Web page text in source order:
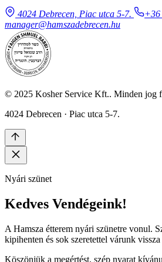
4024 Debrecen, Piac utca 5-7.
+36
manager@hamszadebrecen.hu
© 2025 Kosher Service Kft.. Minden jog
4024 Debrecen · Piac utca 5-7.
Nyári szünet
Kedves Vendégeink!
A Hamsza étterem nyári szünetre vonul.
kipihenten és sok szeretettel várunk
Köszönjük a megértést, szép nyarat